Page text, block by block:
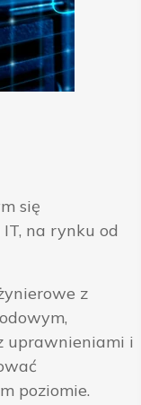
się
na rynku od
z
uprawnieniami i
poziomie.